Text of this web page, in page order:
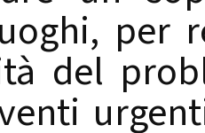
per
del